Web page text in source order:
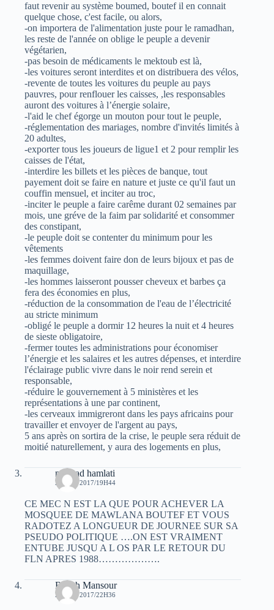
faut revenir au système boumed, boutef il en connait
quelque chose, c'est facile, ou alors,
-on importera de l'alimentation juste pour le ramadhan,
les reste de l'année on oblige le peuple a devenir
végétarien,
-pas besoin de médicaments le mektoub est là,
-les voitures seront interdites et on distribuera des vélos,
-revente de toutes les voitures du peuple au pays
pauvres, pour renflouer les caisses, ,les responsables
auront des voitures à l’énergie solaire,
-l'aid le chef égorge un mouton pour tout le peuple,
-réglementation des mariages, nombre d'invités limités à
20 adultes,
-exporter tous les joueurs de ligue1 et 2 pour remplir les
caisses de l'état,
-interdire les billets et les pièces de banque, tout
payement doit se faire en nature et juste ce qu'il faut un
couffin mensuel, et inciter au troc,
-inciter le peuple a faire carême durant 02 semaines par
mois, une gréve de la faim par solidarité et consommer
des constipant,
-le peuple doit se contenter du minimum pour les
vêtements
-les femmes doivent faire don de leurs bijoux et pas de
maquillage,
-les hommes laisseront pousser cheveux et barbes ça
fera des économies en plus,
-réduction de la consommation de l'eau de l’électricité
au stricte minimum
-obligé le peuple a dormir 12 heures la nuit et 4 heures
de sieste obligatoire,
-fermer toutes les administrations pour économiser
l’énergie et les salaires et les autres dépenses, et interdire
l'éclairage public vivre dans le noir rend serein et
responsable,
-réduire le gouvernement à 5 ministères et les
représentations à une par continent,
-les cerveaux immigreront dans les pays africains pour
travailler et envoyer de l'argent au pays,
5 ans après on sortira de la crise, le peuple sera réduit de
moitié naturellement, y aura des logements en plus,
mourad hamlati
29 MAI 2017/19H44
CE MEC N EST LA QUE POUR ACHEVER LA
MOSQUEE DE MAWLANA BOUTEF ET VOUS
RADOTEZ A LONGUEUR DE JOURNEE SUR SA
PSEUDO POLITIQUE ….ON EST VRAIMENT
ENTUBE JUSQU A L OS PAR LE RETOUR DU
FLN APRES 1988……………….
Rabah Mansour
29 MAI 2017/22H36